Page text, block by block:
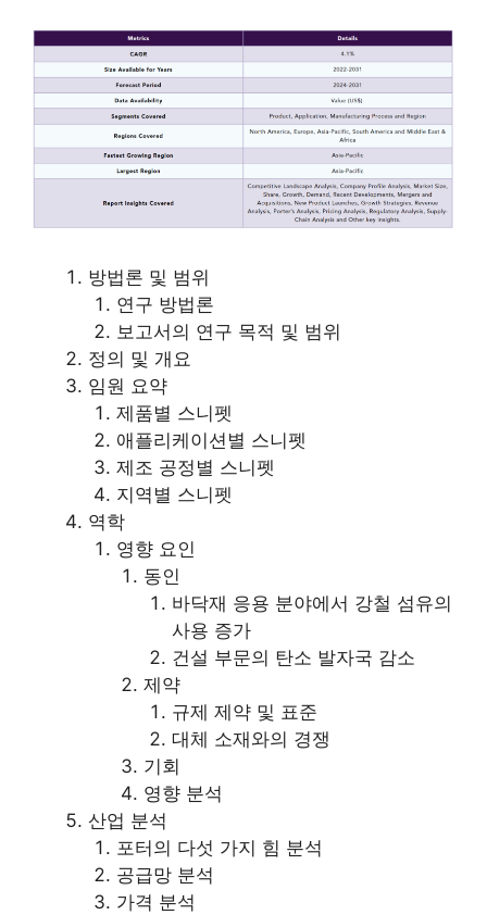
방법론 및 범위
연구 방법론
보고서의 연구 목적 및 범위
정의 및 개요
임원 요약
제품별 스니펫
애플리케이션별 스니펫
제조 공정별 스니펫
지역별 스니펫
역학
영향 요인
동인
바닥재 응용 분야에서 강철 섬유의
사용 증가
건설 부문의 탄소 발자국 감소
제약
규제 제약 및 표준
대체 소재와의 경쟁
기회
영향 분석
산업 분석
포터의 다섯 가지 힘 분석
공급망 분석
가격 분석